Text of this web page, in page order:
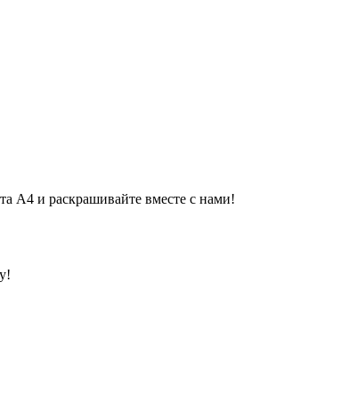
А4 и раскрашивайте вместе с нами!